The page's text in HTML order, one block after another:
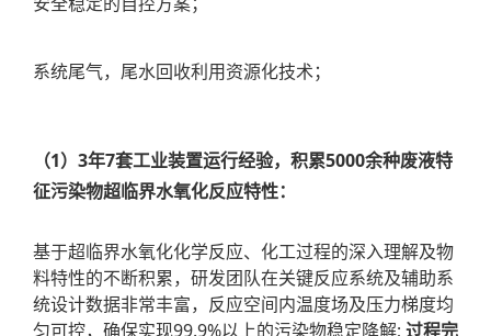
系统尾气，尾水回收利用资源化技术；
（1）3年7套工业装置运行经验， 积累5000余种废液特
征污染物超临界水氧化反应特性：
基于超临界水氧化化学反应、化工过程的深入理解及物
料特性的不断积累，研发团队在关键反应系统及辅助系
统设计数据非常丰富，反应空间内温度场及压力梯度均
匀可控，确保实现99.9%以上的污染物稳定降解; 过程完